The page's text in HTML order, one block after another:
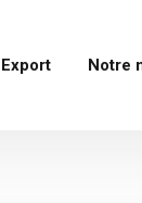
Export Notre